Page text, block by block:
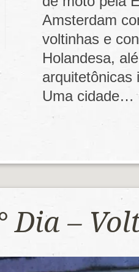
Amsterdam
voltinhas e
Holandesa,
arquitetônicas
Uma cidade…
Dia –